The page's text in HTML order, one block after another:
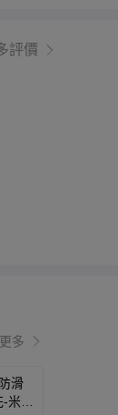
評價
多
滑
米白